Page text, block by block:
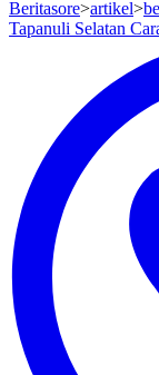
Beritasore>artikel>
Tapanuli Selatan